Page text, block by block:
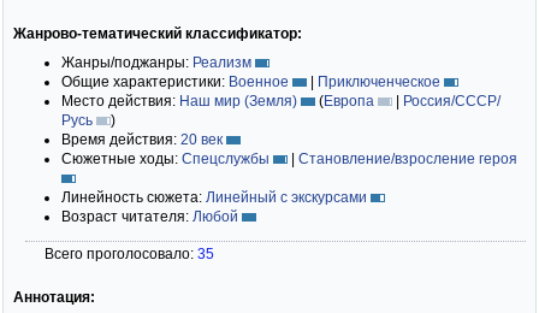
Жанрово-тематический классификатор:
Жанры/поджанры: Реализм
Общие характеристики: Военное | Приключенческое
Место действия: Наш мир (Земля) (Европа | Россия/СССР/
Русь
)
Время действия: 20 век
Сюжетные ходы: Спецслужбы | Становление/взросление героя
Линейность сюжета: Линейный с экскурсами
Возраст читателя: Любой
Всего проголосовало: 35
Аннотация: